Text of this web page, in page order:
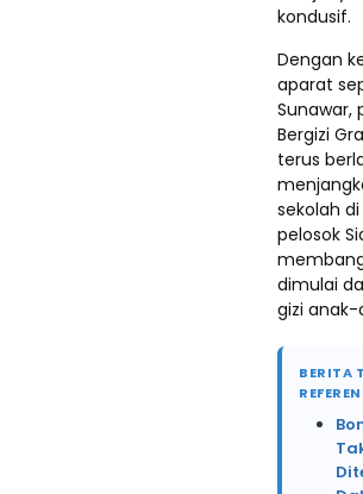
kondusif.
Dengan
aparat
Sunawar,
Bergizi
terus
sekolah
pelosok
dimulai
gizi anak-
BERITA